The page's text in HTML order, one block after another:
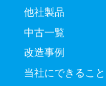
他社製品
中古一覧
改造事例
当社にできること